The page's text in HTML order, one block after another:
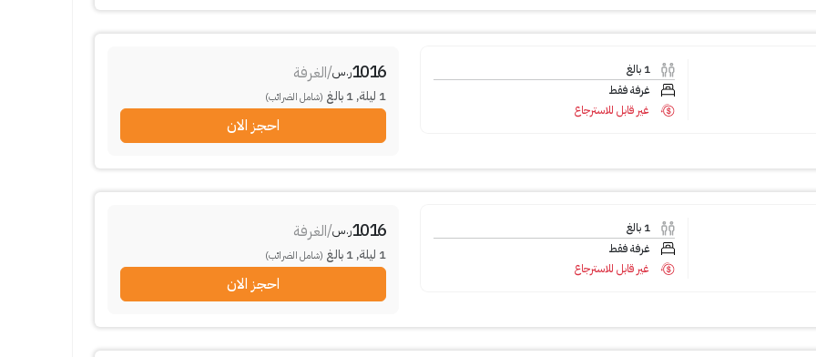
1 بالغ
غرفة فقط
غير قابل للاسترجاع
1016ر.س/الغرفة
1 ليلة,
1 بالغ (شامل الضرائب)
احجز الان
1 بالغ
غرفة فقط
غير قابل للاسترجاع
1016ر.س/الغرفة
1 ليلة,
1 بالغ (شامل الضرائب)
احجز الان